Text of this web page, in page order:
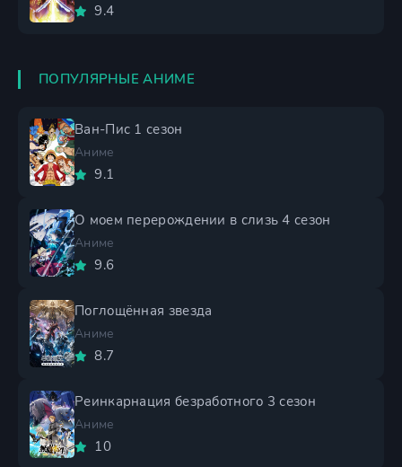
9.4
ПОПУЛЯРНЫЕ АНИМЕ
Ван-Пис 1 сезон
Аниме
9.1
О моем перерождении в слизь 4 сезон
Аниме
9.6
Поглощённая звезда
Аниме
8.7
Реинкарнация безработного 3 сезон
Аниме
10